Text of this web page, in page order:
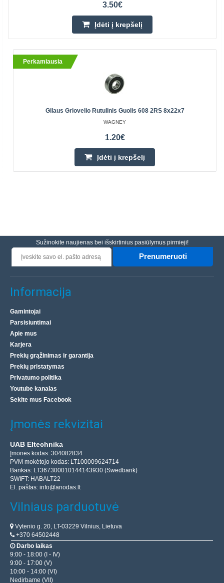
3.50€
Įdėti į krepšelį
Perkamiausia
Gilaus Griovelio Rutulinis Guolis 608 2RS 8x22x7
WAGNEY
1.20€
Įdėti į krepšelį
Sužinokite naujienas bei išskirtinius pasiūlymus pirmieji!
Prenumeruoti
Informacija
Gamintojai
Parsisiuntimai
Apie mus
Karjera
Prekių grąžinimas ir garantija
Prekių pristatymas
Privatumo politika
Youtube kanalas
Sekite mus Facebook
Įmonės rekvizitai
UAB Eltechnika
Įmonės kodas: 304082834
PVM mokėtojo kodas: LT100009624714
Bankas: LT367300010144143930 (Swedbank)
SWIFT: HABALT22
El. paštas: info@anodas.lt
Vilniaus parduotuvė
Vytenio g. 20, LT-03229 Vilnius, Lietuva
+370 64502448
Darbo laikas
9:00 - 18:00 (I - IV)
9:00 - 17:00 (V)
10:00 - 14:00 (VI)
Nedirbame (VII)